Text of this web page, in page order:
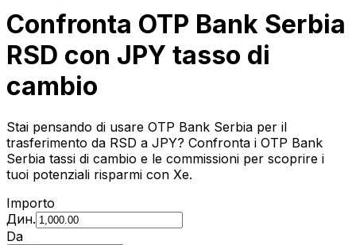
Confronta OTP Bank Serbia
RSD con JPY tasso di
cambio
Stai pensando di usare OTP Bank Serbia per il
trasferimento da RSD a JPY? Confronta i OTP Bank
Serbia tassi di cambio e le commissioni per scoprire i
tuoi potenziali risparmi con Xe.
Importo
Дин.
Da